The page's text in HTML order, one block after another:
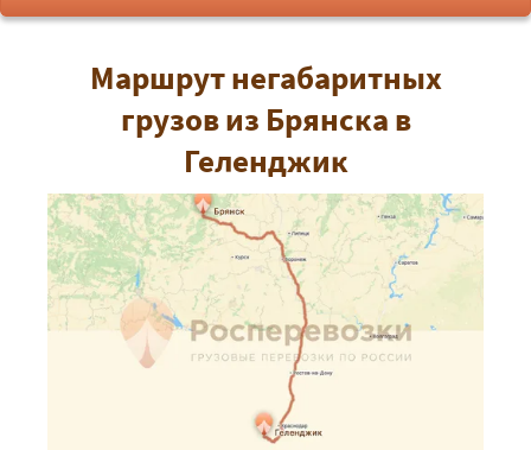
Маршрут негабаритных
грузов из Брянска в
Геленджик